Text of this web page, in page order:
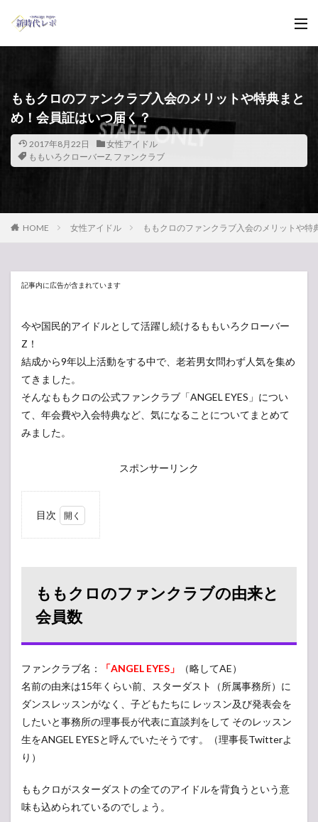
ももクロのファンクラブ入会のメリットや特典まと
め！会員証はいつ届く？
2017年8月22日
女性アイドル
ももいろクローバーZ, ファンクラブ
HOME 女性アイドル ももクロのファンクラブ入会のメリットや
記事内に広告が含まれています
今や国民的アイドルとして活躍し続けるももいろクローバー
Z！
結成から9年以上活動をする中で、老若男女問わず人気を集め
てきました。
そんなももクロの公式ファンクラブ「ANGEL EYES」につい
て、年会費や入会特典など、気になることについてまとめて
みました。
スポンサーリンク
目次
ァン
クラ
ブの
由来
2
ANGEL
EYESの
メリッ
トと入
会特典
証の
発行
ももクロのファンクラブの由来と
会員数
ファンクラブ名： 「ANGEL EYES」
（略してAE）
名前の由来は15年くらい前、スターダスト（所属事務所）に
ダンスレッスンがなく、子どもたちに レッスン及び発表会を
したいと事務所の理事長が代表に直談判をして そのレッスン
生をANGEL EYESと呼んでいたそうです。（理事長Twitterよ
り）
ももクロがスターダストの全てのアイドルを背負うという意
味も込められているのでしょう。